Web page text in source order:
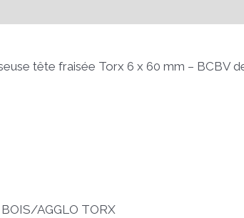
tête fraisée Torx 6 x 60 mm – BCBV
AGGLO TORX